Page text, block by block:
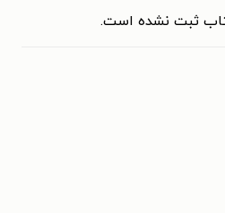
ثبت نشده است.